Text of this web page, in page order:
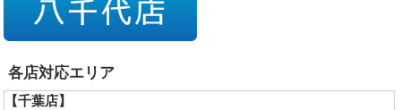
各店対応エリア
【千葉店】